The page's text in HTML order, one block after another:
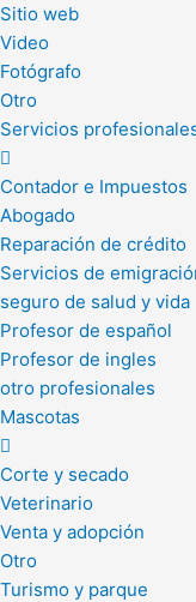
Sitio web
Video
Fotógrafo
Otro
Servicios
Contador e Impuestos
Abogado
Reparación de crédito
Servicios de
seguro de salud y vida
Profesor de español
Profesor de ingles
otro profesionales
Mascotas
Corte y secado
Veterinario
Venta y adopción
Otro
Turismo y parque